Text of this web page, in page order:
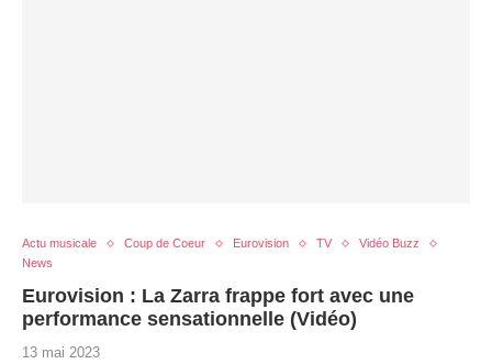
Actu musicale Coup de Coeur Eurovision TV
Vidéo Buzz
News
Eurovision : La Zarra frappe fort avec une
performance sensationnelle (Vidéo)
13 mai 2023